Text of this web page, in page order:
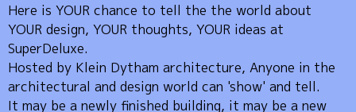
Here is YOUR chance to tell the the world about
YOUR design, YOUR thoughts, YOUR ideas at
SuperDeluxe.
Hosted by Klein Dytham architecture, Anyone in the
architectural and design world can 'show' and tell.
It may be a newly finished building, it may be a new